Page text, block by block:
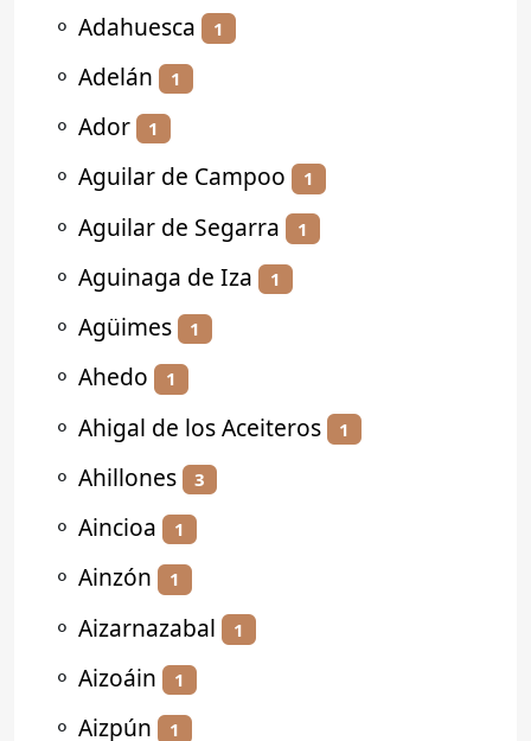
⚬ Adahuesca 1
⚬ Adelán 1
⚬ Ador 1
⚬ Aguilar de Campoo 1
⚬ Aguilar de Segarra 1
⚬ Aguinaga de Iza 1
⚬ Agüimes 1
⚬ Ahedo 1
⚬ Ahigal de los Aceiteros 1
⚬ Ahillones 3
⚬ Aincioa 1
⚬ Ainzón 1
⚬ Aizarnazabal 1
⚬ Aizoáin 1
⚬ Aizpún 1